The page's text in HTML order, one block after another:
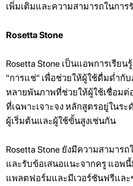
เพิ่มเติมและความสามารถในกา
Rosetta Stone
Rosetta Stone เป็นแอพการเรีย
"การแช่" เพื่อช่วยให้ผู้ใช้ดื่มด่ำกั
หลายพันภาพที่ช่วยให้ผู้ใช้เชื่อมต่
ที่เฉพาะเจาะจง หลักสูตรอยู่ในร
ผู้เริ่มต้นและผู้ใช้ขั้นสูงเช่นกัน
Rosetta Stone ยังมีความสามาร
และรับข้อเสนอแนะจากครู แอพนี้
แพลตฟอร์มและมีเวอร์ชันฟรีแล